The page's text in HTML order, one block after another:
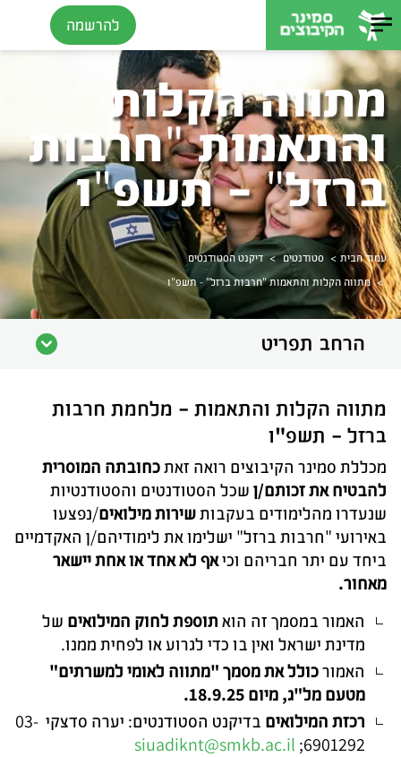
להרשמה
עמוד הבית > סטודנטים > דיקנט הסטודנטים
> מתווה הקלות והתאמות "חרבות ברזל" - תשפ"ו
מתווה הקלות
והתאמות "חרבות
ברזל" - תשפ"ו
הרחב תפריט
מתווה הקלות והתאמות - מלחמת חרבות
ברזל - תשפ"ו
מכללת סמינר הקיבוצים רואה זאתכחובתה המוסרית
להבטיח את זכותם/ןשכל הסטודנטים והסטודנטיות
שנעדרו מהלימודים בעקבותשירות מילואים/נפצעו
באירועי "חרבות ברזל" ישלימו את לימודיהם/ן האקדמיים
ביחד עם יתר חבריהם וכיאף לא אחד או אחת יישאר
מאחור.
האמור במסמך זה הואתוספת לחוק המילואים של
מדינת ישראל ואין בו כדי לגרוע או לפחית ממנו.
האמורכולל את מסמך "מתווה לאומי למשרתים"
מטעם מל"ג, מיום 18.9.25.
רכזת המילואים
בדיקנט הסטודנטים: יערה סדצקי 03-
6901292;
siuadiknt@smkb.ac.il